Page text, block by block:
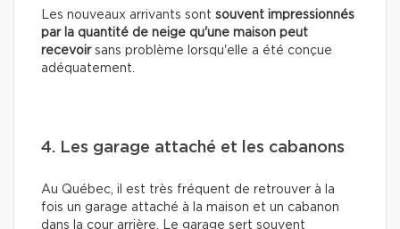
Les nouveaux arrivants sont souvent impressionnés
par la quantité de neige qu'une maison peut
recevoirsans problème lorsqu'elle a été conçue
adéquatement.
4. Les garage attaché et les cabanons
Au Québec, il est très fréquent de retrouver à la
fois un garage attaché à la maison et un cabanon
dans la cour arrière. Le garage sert souvent